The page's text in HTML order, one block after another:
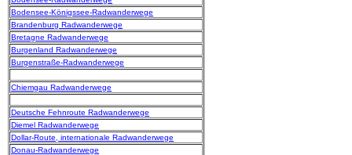
Bodensee-Königssee-Radwanderwege
Brandenburg Radwanderwege
Bretagne Radwanderwege
Burgenland Radwanderwege
Burgenstraße-Radwanderwege
Chiemgau Radwanderwege
Deutsche Fehnroute Radwanderwege
Diemel Radwanderwege
Dollar-Route, internationale Radwanderwege
Donau-Radwanderwege